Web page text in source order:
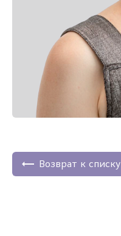
Возврат к списку